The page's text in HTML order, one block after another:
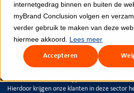
internetgedrag binnen en buiten de
myBrand Conclusion volgen en
verder gebruik te maken van deze
hiermee akkoord. Lees meer
Accepteren
Innovatieve
de AGF- en
De AGF- en sierteeltsector staan voor grote
constant in beweging is. Onze OutSystems-
innovatieve maatwerkapplicaties die snel
Hierdoor krijgen onze klanten in deze sector